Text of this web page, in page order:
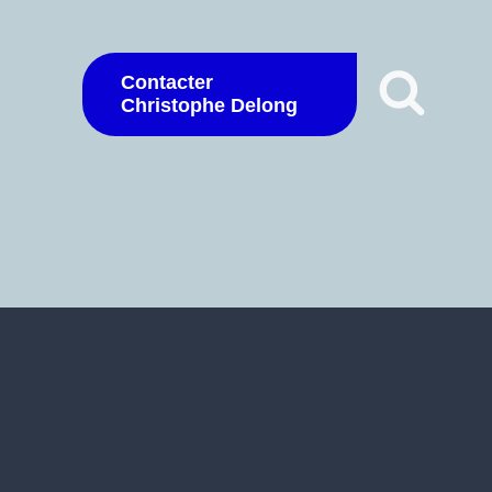
Contacter
Christophe Delong